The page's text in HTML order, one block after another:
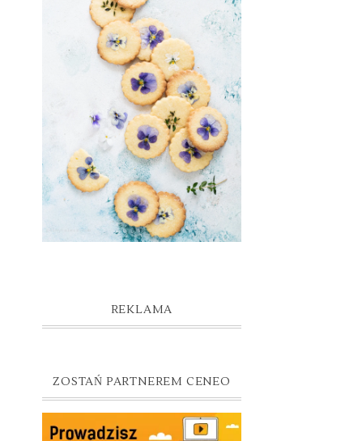
REKLAMA
ZOSTAŃ PARTNEREM CENEO